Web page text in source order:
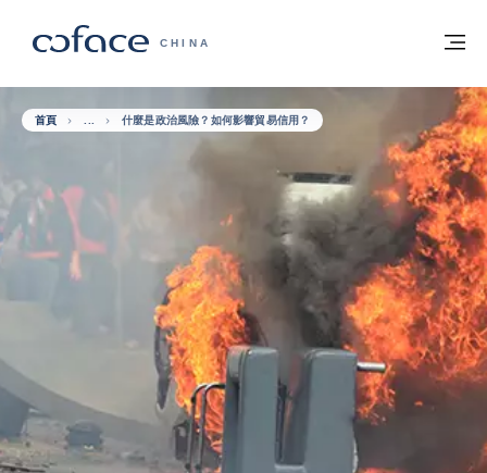
科法斯：攜手共創安全貿易 - 首頁
CHINA
返回首頁
首頁 什麼是政治風險？如何影響貿易信用？